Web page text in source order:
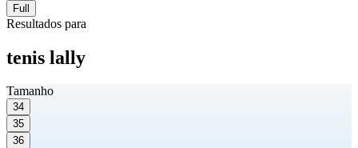
Full
Resultados para
tenis lally
Tamanho
34
35
36